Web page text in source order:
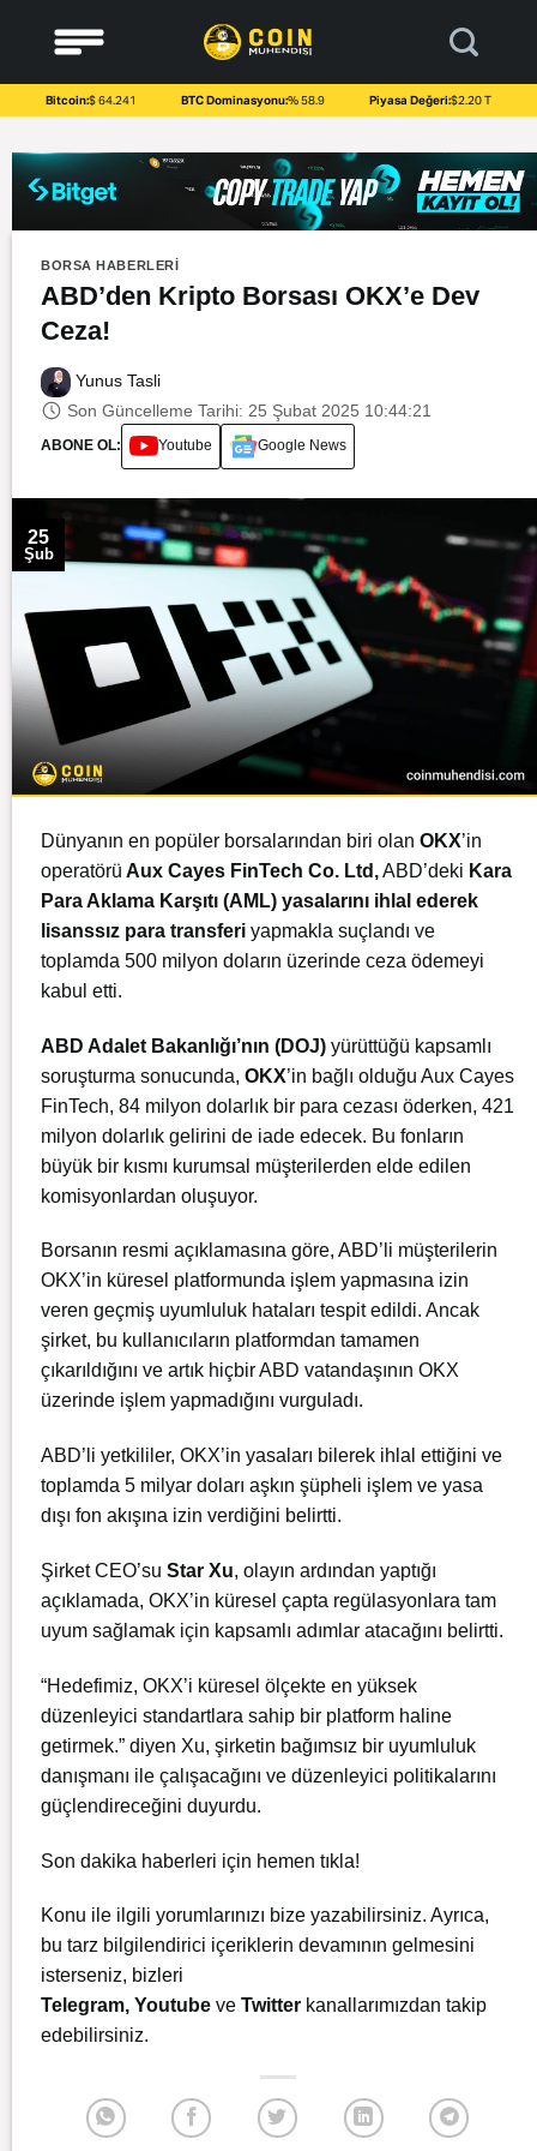
content
Bitcoin:$ 64.241 BTC Dominasyonu:% 58.9 Piyasa Değeri:$2.20 T
BORSA HABERLERI
ABD’den Kripto Borsası OKX’e Dev
Ceza!
Yunus Tasli
Son Güncelleme Tarihi: 25 Şubat 2025 10:44:21
ABONE OL: Youtube Google News
25
Şub
Dünyanın en popüler borsalarından biri olan OKX’in
operatörü Aux Cayes FinTech Co. Ltd,ABD’deki Kara
Para Aklama Karşıtı (AML) yasalarını ihlal ederek
lisanssız para transferi yapmakla suçlandı ve
toplamda 500 milyon doların üzerinde ceza ödemeyi
kabul etti.
ABD Adalet Bakanlığı’nın (DOJ) yürüttüğü kapsamlı
soruşturma sonucunda, OKX’in bağlı olduğu Aux Cayes
FinTech, 84 milyon dolarlık bir para cezası öderken, 421
milyon dolarlık gelirini de iade edecek. Bu fonların
büyük bir kısmı kurumsal müşterilerden elde edilen
komisyonlardan oluşuyor.
Borsanın resmi açıklamasına göre, ABD’li müşterilerin
OKX’in küresel platformunda işlem yapmasına izin
veren geçmiş uyumluluk hataları tespit edildi. Ancak
şirket, bu kullanıcıların platformdan tamamen
çıkarıldığını ve artık hiçbir ABD vatandaşının OKX
üzerinde işlem yapmadığını vurguladı.
ABD’li yetkililer, OKX’in yasaları bilerek ihlal ettiğini ve
toplamda 5 milyar doları aşkın şüpheli işlem ve yasa
dışı fon akışına izin verdiğini belirtti.
Şirket CEO’su Star Xu, olayın ardından yaptığı
açıklamada, OKX’in küresel çapta regülasyonlara tam
uyum sağlamak için kapsamlı adımlar atacağını belirtti.
“Hedefimiz, OKX’i küresel ölçekte en yüksek
düzenleyici standartlara sahip bir platform haline
getirmek.” diyen Xu, şirketin bağımsız bir uyumluluk
danışmanı ile çalışacağını ve düzenleyici politikalarını
güçlendireceğini duyurdu.
Son dakika haberleri için hemen tıkla!
Konu ile ilgili yorumlarınızı bize yazabilirsiniz. Ayrıca,
bu tarz bilgilendirici içeriklerin devamının gelmesini
isterseniz, bizleri
Telegram, Youtube ve Twitter kanallarımızdan takip
edebilirsiniz.